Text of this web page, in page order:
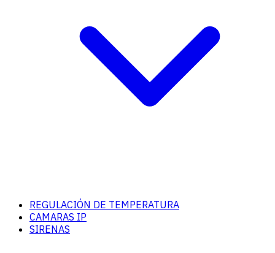
REGULACIÓN DE TEMPERATURA
CAMARAS IP
SIRENAS